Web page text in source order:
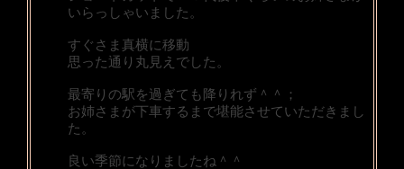
いらっしゃいました。
すぐさま真横に移動
思った通り丸見えでした。
最寄りの駅を過ぎても降りれず＾＾；
お姉さまが下車するまで堪能させていただきまし
た。
良い季節になりましたね＾＾